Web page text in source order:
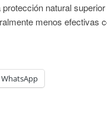
natural
menos efectivas
WhatsApp